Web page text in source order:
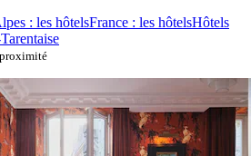
: les hôtelsFrance : les hôtelsHôtels